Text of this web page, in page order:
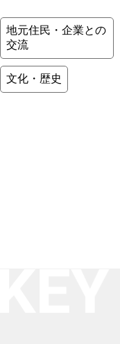
地元住民・企業との
交流
文化・歴史